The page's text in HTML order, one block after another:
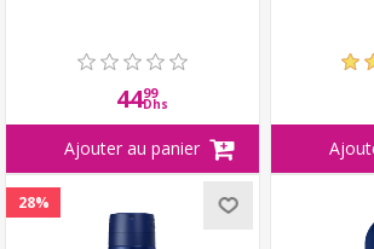
4499
Dhs
28%